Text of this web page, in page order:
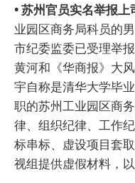
• 苏州官员实名举报上
业园区商务局科员的
市纪委监委已受理举
黄河和《华商报》大
宇自称是清华大学毕
职的苏州工业园区商
律、组织纪律、工作
标串标、虚设项目套
视组提供虚假材料，